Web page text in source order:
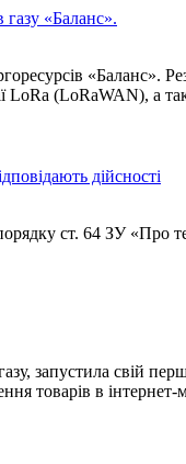
газу «Баланс».
«Баланс».
LoRa (LoRaWAN), а
дійсності
ст. 64 ЗУ «Про
запустила свій
товарів в